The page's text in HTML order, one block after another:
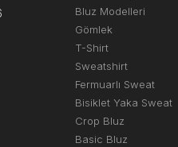
Bluz Modelleri
Gömlek
T-Shirt
Sweatshirt
Fermuarlı Sweat
Bisiklet Yaka Sweat
Crop Bluz
Basic Bluz